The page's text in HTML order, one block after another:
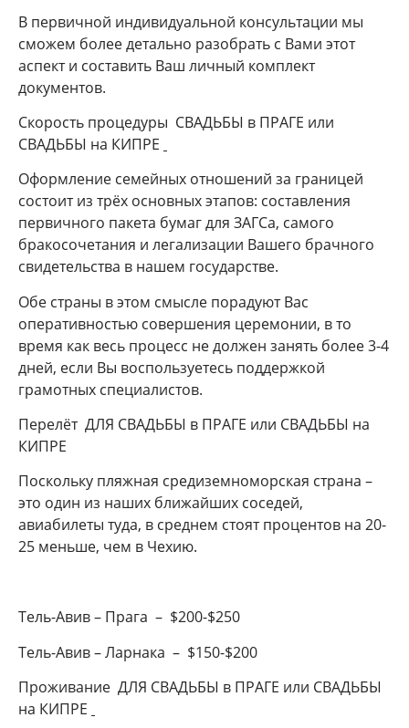
В первичной индивидуальной консультации мы
сможем более детально разобрать с Вами этот
аспект и составить Ваш личный комплект
документов.
Скорость процедуры СВАДЬБЫ в ПРАГЕ или
СВАДЬБЫ на КИПРЕ
Оформление семейных отношений за границей
состоит из трёх основных этапов: составления
первичного пакета бумаг для ЗАГСа, самого
бракосочетания и легализации Вашего брачного
свидетельства в нашем государстве.
Обе страны в этом смысле порадуют Вас
оперативностью совершения церемонии, в то
время как весь процесс не должен занять более 3-4
дней, если Вы воспользуетесь поддержкой
грамотных специалистов.
Перелёт ДЛЯ СВАДЬБЫ в ПРАГЕ или СВАДЬБЫ на
КИПРЕ
Поскольку пляжная средиземноморская страна –
это один из наших ближайших соседей,
авиабилеты туда, в среднем стоят процентов на 20-
25 меньше, чем в Чехию.
Тель-Авив – Прага – $200-$250
Тель-Авив – Ларнака – $150-$200
Проживание ДЛЯ СВАДЬБЫ в ПРАГЕ или СВАДЬБЫ
на КИПРЕ